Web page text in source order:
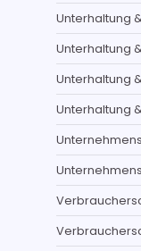
Unterhaltung
Unterhaltung
Unterhaltung
Unterhaltung